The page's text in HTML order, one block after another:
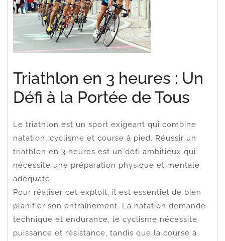
Triathlon en 3 heures : Un
Défi à la Portée de Tous
Le triathlon est un sport exigeant qui combine
natation, cyclisme et course à pied. Réussir un
triathlon en 3 heures est un défi ambitieux qui
nécessite une préparation physique et mentale
adéquate.
Pour réaliser cet exploit, il est essentiel de bien
planifier son entraînement. La natation demande
technique et endurance, le cyclisme nécessite
puissance et résistance, tandis que la course à